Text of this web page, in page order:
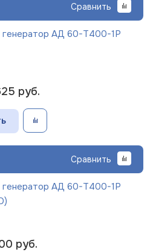
Сравнить
генератор АД 60-Т400-1Р
руб.
Сравнить
генератор АД 60-Т400-1Р
руб.